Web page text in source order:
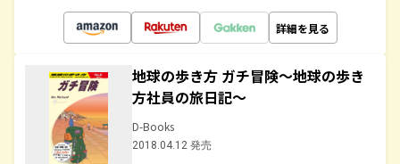
詳細を見る
地球の歩き方 ガチ冒険～地球の歩き
方社員の旅日記～
D-Books
2018.04.12 発売